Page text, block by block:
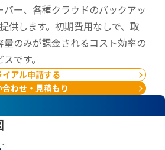
ー、各種クラウドのバックアッ
供します。初期費用なしで、取
のみが課金されるコスト効率の
です。
イアル申請する
合わせ・見積もり